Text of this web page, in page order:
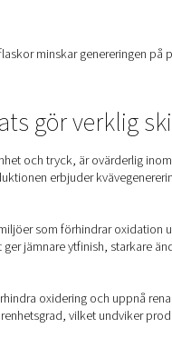
hyresavtal och
eller
av
som kan avlufta